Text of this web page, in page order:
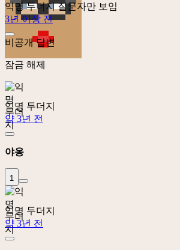
익명 두더지질문자만 보임
3년 이상 전
비공개 답변
잠금 해제
익명 두더지
약 3년 전
야옹
1
익명 두더지
약 3년 전